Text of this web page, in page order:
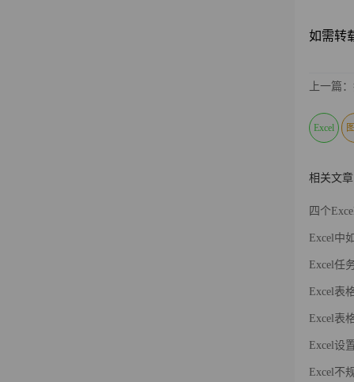
如需转
上一篇
Excel
相关文章
四个
Excel中
Excel任
Excel表
Excel表
Excel设
Excel不